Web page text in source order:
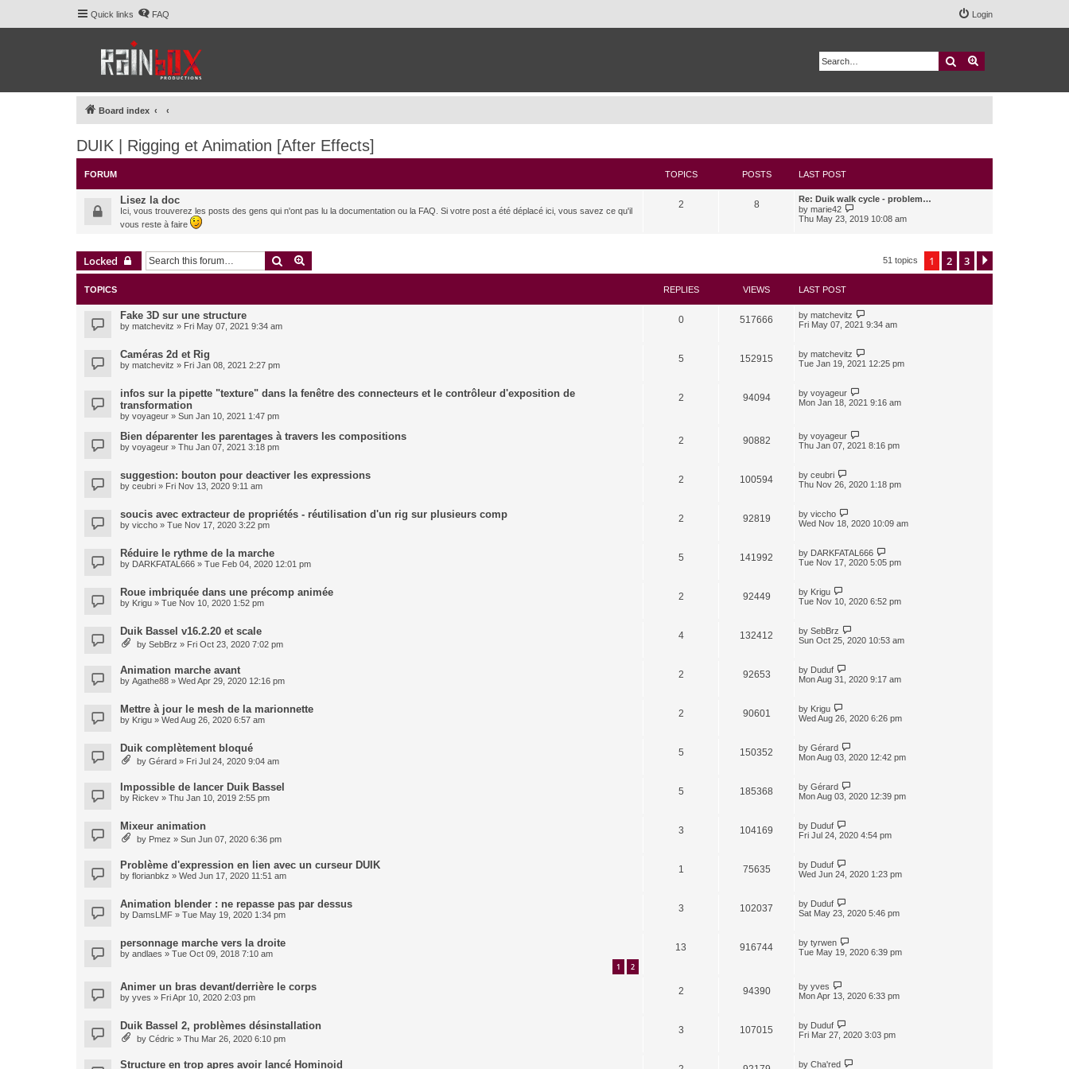
Quick links FAQ Login
Search
Board index
DUIK | Rigging et Animation [After Effects]
FORUM TOPICS POSTS LAST POST
Lisez la doc
Ici, vous trouverez les posts des gens qui n'ont pas lu la documentation ou la FAQ. Si votre post a été déplacé ici, vous savez ce qu'il
vous reste à faire
2 8
Re: Duik walk cycle - problem…
by marie42
i
l
e
s
t
s
t
Thu May 23, 2019 10:08 am
Locked Search 51 topics 1 2 3
TOPICS REPLIES VIEWS LAST POST
Fake 3D sur une structure
by matchevitz » Fri May 07, 2021 9:34 am
0 517666 by matchevitz
Fri May 07, 2021 9:34 am
Caméras 2d et Rig
by matchevitz » Fri Jan 08, 2021 2:27 pm
5 152915 by matchevitz
Tue Jan 19, 2021 12:25 pm
infos sur la pipette "texture" dans la fenêtre des connecteurs et le contrôleur d'exposition de
transformation
by voyageur » Sun Jan 10, 2021 1:47 pm
2 94094 by voyageur
Mon Jan 18, 2021 9:16 am
Bien déparenter les parentages à travers les compositions
by voyageur » Thu Jan 07, 2021 3:18 pm
2 90882 by voyageur
Thu Jan 07, 2021 8:16 pm
suggestion: bouton pour deactiver les expressions
by ceubri » Fri Nov 13, 2020 9:11 am
2 100594 by ceubri
Thu Nov 26, 2020 1:18 pm
soucis avec extracteur de propriétés - réutilisation d'un rig sur plusieurs comp
by viccho » Tue Nov 17, 2020 3:22 pm
2 92819 by viccho
Wed Nov 18, 2020 10:09 am
Réduire le rythme de la marche
by DARKFATAL666 » Tue Feb 04, 2020 12:01 pm
5 141992 by DARKFATAL666
Tue Nov 17, 2020 5:05 pm
Roue imbriquée dans une précomp animée
by Krigu » Tue Nov 10, 2020 1:52 pm
2 92449 by Krigu
Tue Nov 10, 2020 6:52 pm
Duik Bassel v16.2.20 et scale
by SebBrz » Fri Oct 23, 2020 7:02 pm
4 132412 by SebBrz
Sun Oct 25, 2020 10:53 am
Animation marche avant
by Agathe88 » Wed Apr 29, 2020 12:16 pm
2 92653 by Duduf
Mon Aug 31, 2020 9:17 am
Mettre à jour le mesh de la marionnette
by Krigu » Wed Aug 26, 2020 6:57 am
2 90601 by Krigu
Wed Aug 26, 2020 6:26 pm
Duik complètement bloqué
by Gérard » Fri Jul 24, 2020 9:04 am
5 150352 by Gérard
Mon Aug 03, 2020 12:42 pm
Impossible de lancer Duik Bassel
by Rickev » Thu Jan 10, 2019 2:55 pm
5 185368 by Gérard
Mon Aug 03, 2020 12:39 pm
Mixeur animation
by Pmez » Sun Jun 07, 2020 6:36 pm
3 104169 by Duduf
Fri Jul 24, 2020 4:54 pm
Problème d'expression en lien avec un curseur DUIK
by florianbkz » Wed Jun 17, 2020 11:51 am
1 75635 by Duduf
Wed Jun 24, 2020 1:23 pm
Animation blender : ne repasse pas par dessus
by DamsLMF » Tue May 19, 2020 1:34 pm
3 102037 by Duduf
Sat May 23, 2020 5:46 pm
personnage marche vers la droite
by andlaes » Tue Oct 09, 2018 7:10 am
1 2
13 916744 by tyrwen
Tue May 19, 2020 6:39 pm
Animer un bras devant/derrière le corps
by yves » Fri Apr 10, 2020 2:03 pm
2 94390 by yves
Mon Apr 13, 2020 6:33 pm
Duik Bassel 2, problèmes désinstallation
by Cédric » Thu Mar 26, 2020 6:10 pm
3 107015 by Duduf
Fri Mar 27, 2020 3:03 pm
Structure en trop apres avoir lancé Hominoid by Cha'red